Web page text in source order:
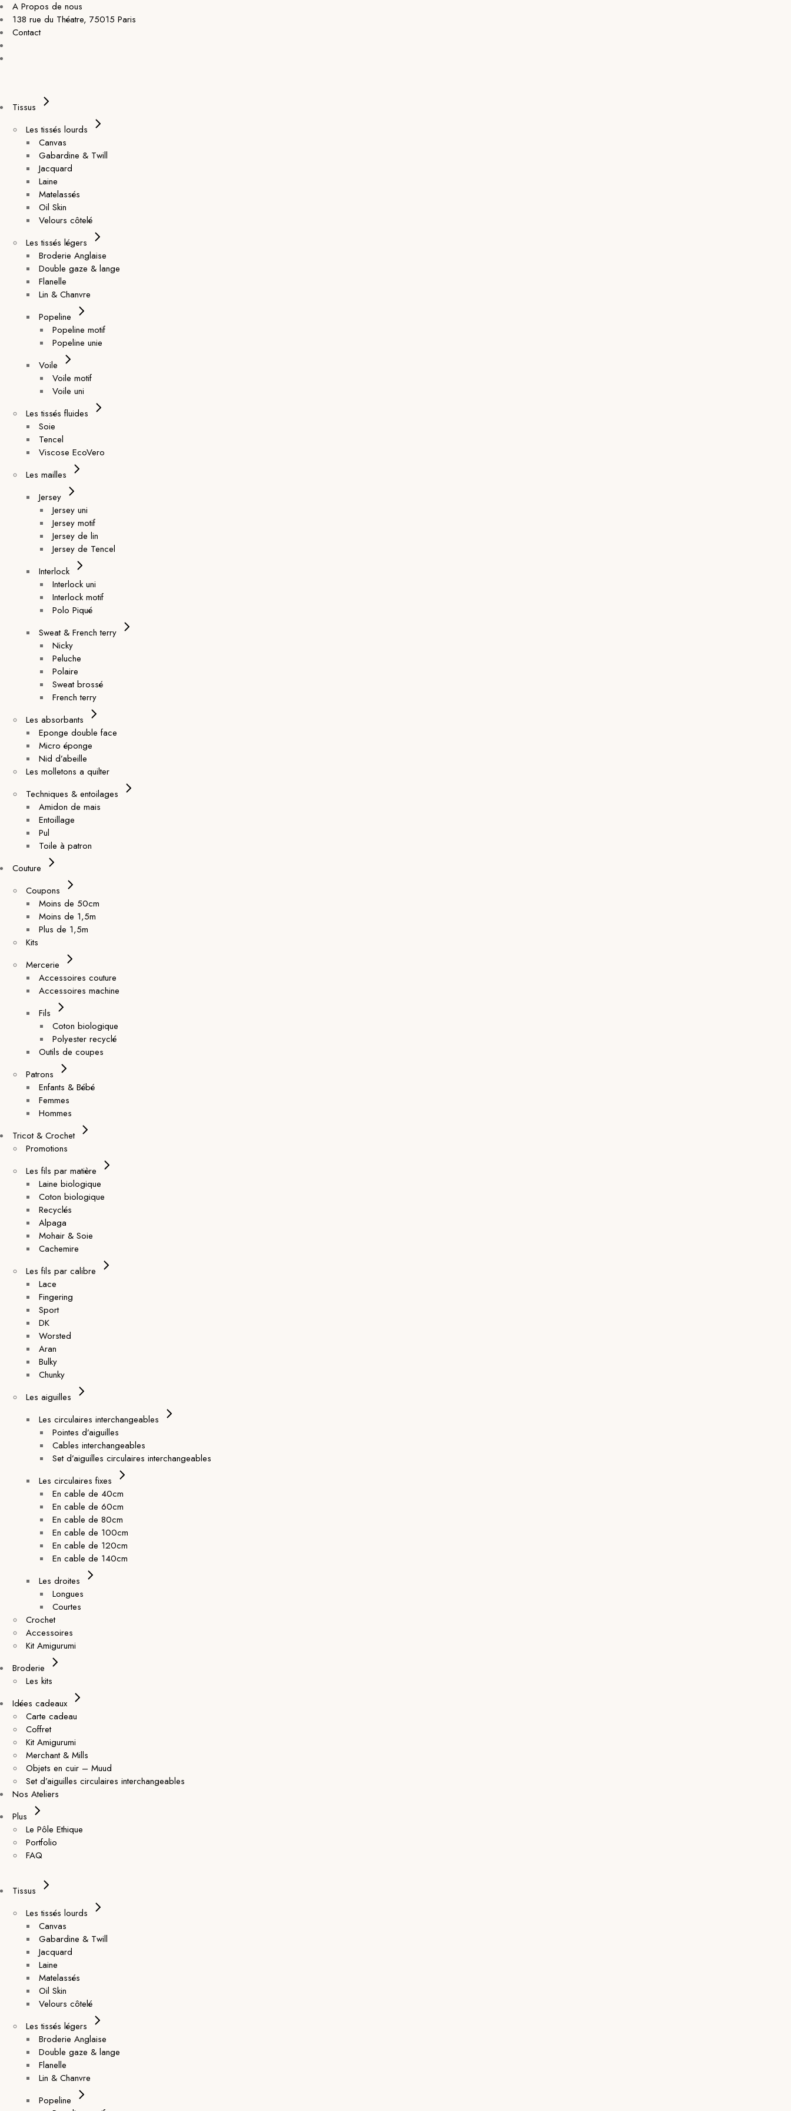
A Propos de nous
138 rue du Théatre, 75015 Paris
Contact
Tissus
Les tissés lourds
Canvas
Gabardine & Twill
Jacquard
Laine
Matelassés
Oil Skin
Velours côtelé
Les tissés légers
Broderie Anglaise
Double gaze & lange
Flanelle
Lin & Chanvre
Popeline
Popeline motif
Popeline unie
Voile
Voile motif
Voile uni
Les tissés fluides
Soie
Tencel
Viscose EcoVero
Les mailles
Jersey
Jersey uni
Jersey motif
Jersey de lin
Jersey de Tencel
Interlock
Interlock uni
Interlock motif
Polo Piqué
Sweat & French terry
Nicky
Peluche
Polaire
Sweat brossé
French terry
Les absorbants
Eponge double face
Micro éponge
Nid d’abeille
Les molletons a quilter
Techniques & entoilages
Amidon de mais
Entoillage
Pul
Toile à patron
Couture
Coupons
Moins de 50cm
Moins de 1,5m
Plus de 1,5m
Kits
Mercerie
Accessoires couture
Accessoires machine
Fils
Coton biologique
Polyester recyclé
Outils de coupes
Patrons
Enfants & Bébé
Femmes
Hommes
Tricot & Crochet
Promotions
Les fils par matière
Laine biologique
Coton biologique
Recyclés
Alpaga
Mohair & Soie
Cachemire
Les fils par calibre
Lace
Fingering
Sport
DK
Worsted
Aran
Bulky
Chunky
Les aiguilles
Les circulaires interchangeables
Pointes d’aiguilles
Cables interchangeables
Set d’aiguilles circulaires interchangeables
Les circulaires fixes
En cable de 40cm
En cable de 60cm
En cable de 80cm
En cable de 100cm
En cable de 120cm
En cable de 140cm
Les droites
Longues
Courtes
Crochet
Accessoires
Kit Amigurumi
Broderie
Les kits
Idées cadeaux
Carte cadeau
Coffret
Kit Amigurumi
Merchant & Mills
Objets en cuir – Muud
Set d’aiguilles circulaires interchangeables
Nos Ateliers
Plus
Le Pôle Ethique
Portfolio
FAQ
Tissus
Les tissés lourds
Canvas
Gabardine & Twill
Jacquard
Laine
Matelassés
Oil Skin
Velours côtelé
Les tissés légers
Broderie Anglaise
Double gaze & lange
Flanelle
Lin & Chanvre
Popeline